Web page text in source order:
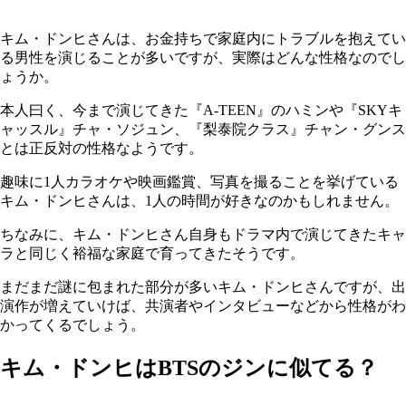
キム・ドンヒさんは、お金持ちで家庭内にトラブルを抱えてい
る男性を演じることが多いですが、実際はどんな性格なのでし
ょうか。
本人曰く、今まで演じてきた『A-TEEN』のハミンや『SKYキ
ャッスル』チャ・ソジュン、『梨泰院クラス』チャン・グンス
とは正反対の性格なようです。
趣味に1人カラオケや映画鑑賞、写真を撮ることを挙げている
キム・ドンヒさんは、1人の時間が好きなのかもしれません。
ちなみに、キム・ドンヒさん自身もドラマ内で演じてきたキャ
ラと同じく裕福な家庭で育ってきたそうです。
まだまだ謎に包まれた部分が多いキム・ドンヒさんですが、出
演作が増えていけば、共演者やインタビューなどから性格がわ
かってくるでしょう。
キム・ドンヒはBTSのジンに似てる？